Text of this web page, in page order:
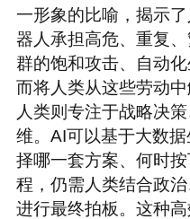
一形象的比喻，揭示
器人承担高危、重复
群的饱和攻击、自动
而将人类从这些劳动
人类则专注于战略决
维。AI可以基于大数
择哪一套方案、何时
程，仍需人类结合政
进行最终拍板。 这种